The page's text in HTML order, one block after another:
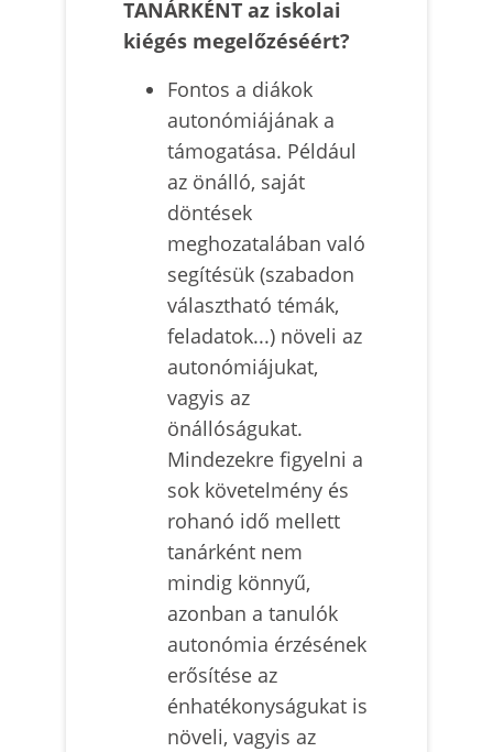
TANÁRKÉNT az iskolai
kiégés megelőzéséért?
Fontos a diákok
autonómiájának a
támogatása. Például
az önálló, saját
döntések
meghozatalában való
segítésük (szabadon
választható témák,
feladatok...) növeli az
autonómiájukat,
vagyis az
önállóságukat.
Mindezekre figyelni a
sok követelmény és
rohanó idő mellett
tanárként nem
mindig könnyű,
azonban a tanulók
autonómia érzésének
erősítése az
énhatékonyságukat is
növeli, vagyis az